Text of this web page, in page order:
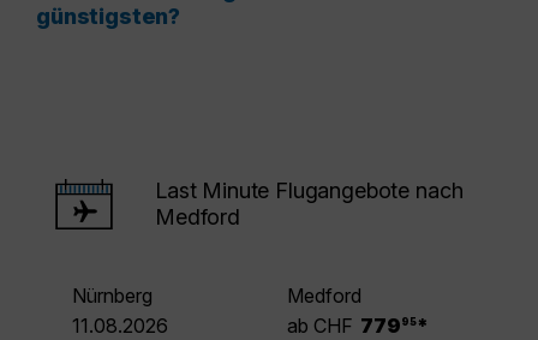
günstigsten?
Last Minute Flugangebote nach
Medford
Nürnberg
Medford
11.08.2026
ab CHF 779 95 *